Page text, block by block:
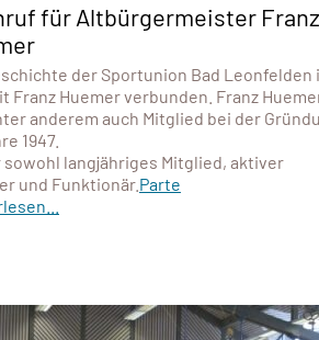
für Altbürgermeister Franz
der Sportunion Bad Leonfelden
Franz Huemer verbunden. Franz
anderem auch Mitglied bei der
1947.
sowohl langjähriges Mitglied, aktiver
und Funktionär. Parte